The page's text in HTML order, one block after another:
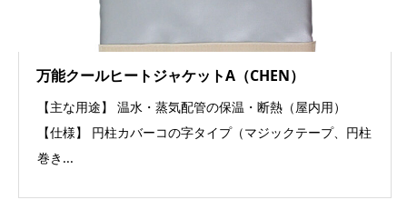
万能クールヒートジャケットA（CHEN）
【主な用途】 温水・蒸気配管の保温・断熱（屋内用）
【仕様】 円柱カバーコの字タイプ（マジックテープ、円柱
巻き...